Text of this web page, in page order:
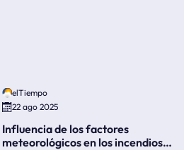
elTiempo
22 ago 2025
Influencia de los factores
meteorológicos en los incendios